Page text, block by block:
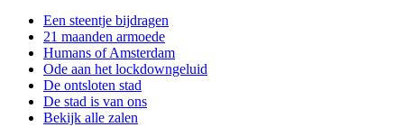
Een steentje bijdragen
21 maanden armoede
Humans of Amsterdam
Ode aan het lockdowngeluid
De ontsloten stad
De stad is van ons
Bekijk alle zalen